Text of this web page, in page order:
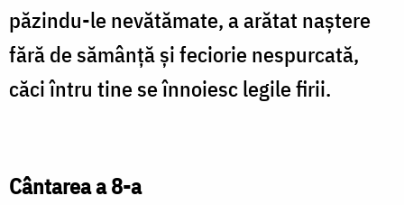
păzindu-le nevătămate, a arătat naştere
fără de sămânţă şi feciorie nespurcată,
căci întru tine se înnoiesc legile firii.
Cântarea a 8-a